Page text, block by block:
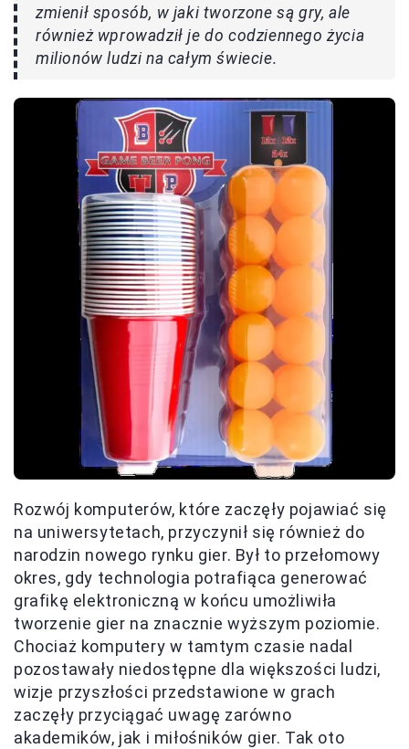
zmienił sposób, w jaki tworzone są gry, ale
również wprowadził je do codziennego życia
milionów ludzi na całym świecie.
Rozwój komputerów, które zaczęły pojawiać się
na uniwersytetach, przyczynił się również do
narodzin nowego rynku gier. Był to przełomowy
okres, gdy technologia potrafiąca generować
grafikę elektroniczną w końcu umożliwiła
tworzenie gier na znacznie wyższym poziomie.
Chociaż komputery w tamtym czasie nadal
pozostawały niedostępne dla większości ludzi,
wizje przyszłości przedstawione w grach
zaczęły przyciągać uwagę zarówno
akademików, jak i miłośników gier. Tak oto